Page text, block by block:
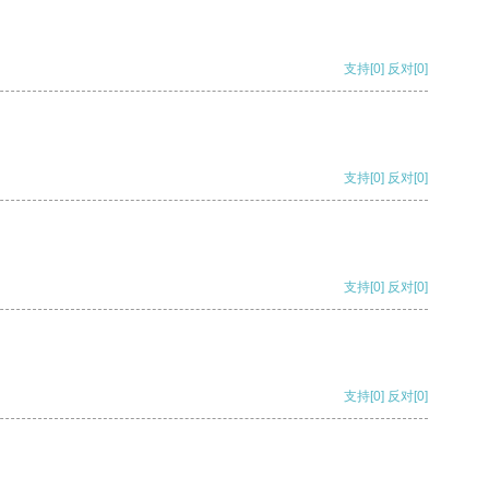
支持[0] 反对[0]
支持[0] 反对[0]
支持[0] 反对[0]
支持[0] 反对[0]